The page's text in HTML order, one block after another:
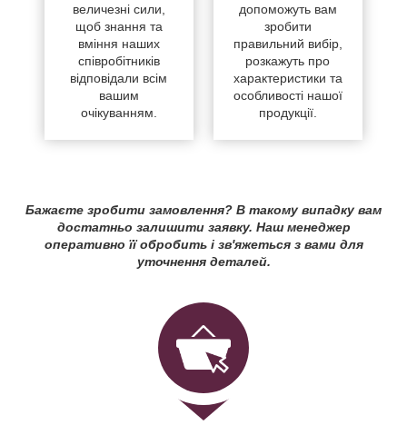
величезні сили,
щоб знання та
вміння наших
співробітників
відповідали всім
вашим
очікуванням.
допоможуть вам
зробити
правильний вибір,
розкажуть про
характеристики та
особливості нашої
продукції.
Бажаєте зробити замовлення? В такому випадку вам
достатньо залишити заявку. Наш менеджер
оперативно її обробить і зв'яжеться з вами для
уточнення деталей.